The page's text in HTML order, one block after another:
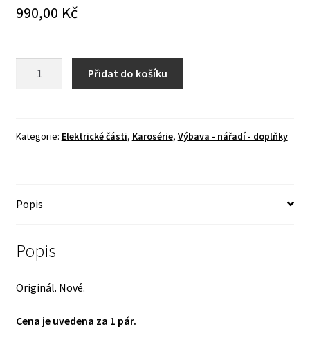
990,00 Kč
-
8109,
-
!
Přidat do košíku
Kategorie: Elektrické části, Karosérie, Výbava - nářadí - doplňky
Popis
Popis
Originál. Nové.
Cena je uvedena za 1 pár.